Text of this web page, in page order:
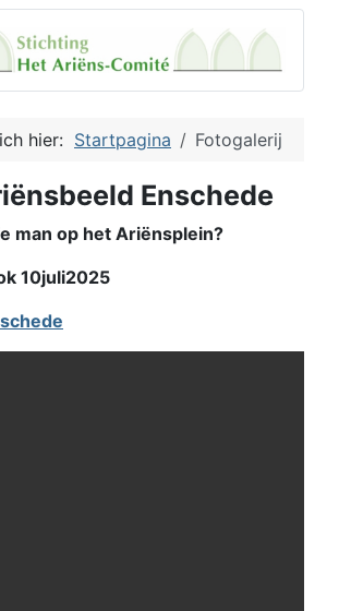
hier: Startpagina Fotogalerij
Enschede
man op het Ariënsplein?
10juli2025